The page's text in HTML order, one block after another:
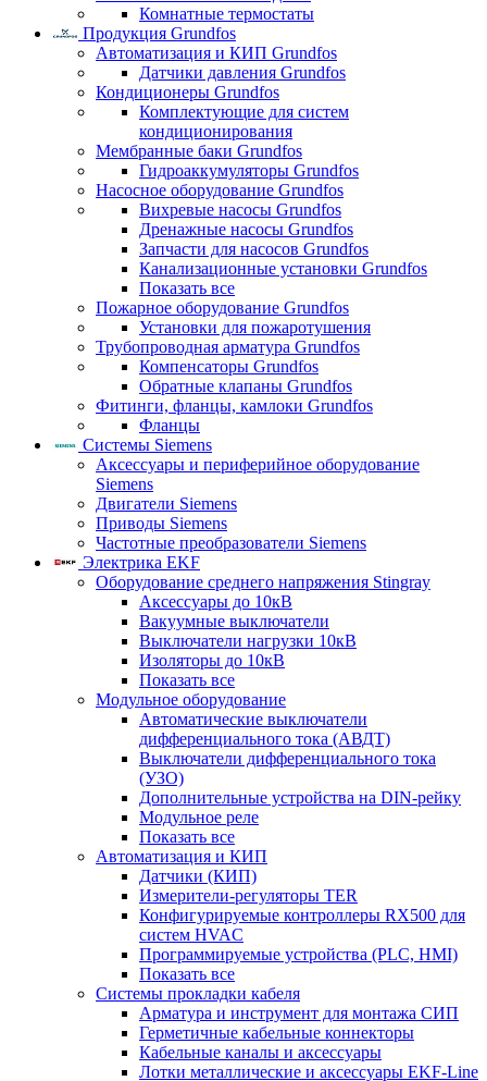
Комнатные термостаты
Продукция Grundfos
Автоматизация и КИП Grundfos
Датчики давления Grundfos
Кондиционеры Grundfos
Комплектующие для систем
кондиционирования
Мембранные баки Grundfos
Гидроаккумуляторы Grundfos
Насосное оборудование Grundfos
Вихревые насосы Grundfos
Дренажные насосы Grundfos
Запчасти для насосов Grundfos
Канализационные установки Grundfos
Показать все
Пожарное оборудование Grundfos
Установки для пожаротушения
Трубопроводная арматура Grundfos
Компенсаторы Grundfos
Обратные клапаны Grundfos
Фитинги, фланцы, камлоки Grundfos
Фланцы
Системы Siemens
Аксессуары и периферийное оборудование
Siemens
Двигатели Siemens
Приводы Siemens
Частотные преобразователи Siemens
Электрика EKF
Оборудование среднего напряжения Stingray
Аксессуары до 10кВ
Вакуумные выключатели
Выключатели нагрузки 10кВ
Изоляторы до 10кВ
Показать все
Модульное оборудование
Автоматические выключатели
дифференциального тока (АВДТ)
Выключатели дифференциального тока
(УЗО)
Дополнительные устройства на DIN-рейку
Модульное реле
Показать все
Автоматизация и КИП
Датчики (КИП)
Измерители-регуляторы TER
Конфигурируемые контроллеры RX500 для
систем HVAC
Программируемые устройства (PLC, HMI)
Показать все
Системы прокладки кабеля
Арматура и инструмент для монтажа СИП
Герметичные кабельные коннекторы
Кабельные каналы и аксессуары
Лотки металлические и аксессуары EKF-Line